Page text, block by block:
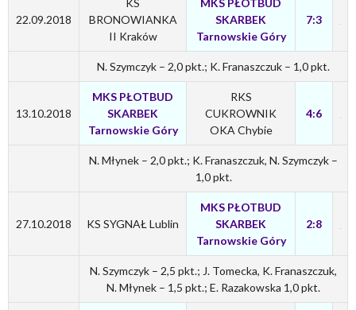
22.09.2018
KS
BRONOWIANKA
II Kraków
MKS PŁOTBUD
SKARBEK
Tarnowskie Góry
7:3
N. Szymczyk – 2,0 pkt.; K. Franaszczuk – 1,0 pkt.
13.10.2018
MKS PŁOTBUD
SKARBEK
Tarnowskie Góry
RKS
CUKROWNIK
OKA Chybie
4:6
N. Młynek – 2,0 pkt.; K. Franaszczuk, N. Szymczyk –
1,0 pkt.
27.10.2018 KS SYGNAŁ Lublin
MKS PŁOTBUD
SKARBEK
Tarnowskie Góry
2:8
N. Szymczyk – 2,5 pkt.; J. Tomecka, K. Franaszczuk,
N. Młynek – 1,5 pkt.; E. Razakowska 1,0 pkt.